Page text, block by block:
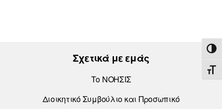
Σχετικά με εμάς
Το ΝΟΗΣΙΣ
Διοικητικό Συμβούλιο και Προσωπικό